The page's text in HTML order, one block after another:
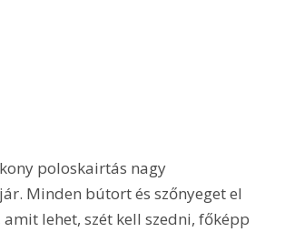
poloskairtás nagy
Minden bútort és szőnyeget el
lehet, szét kell szedni, főképp